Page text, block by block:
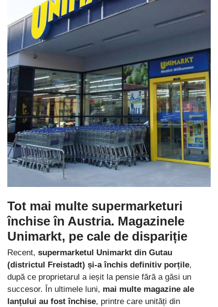
Tot mai multe supermarketuri
închise în Austria. Magazinele
Unimarkt, pe cale de dispariție
Recent, supermarketul Unimarkt din Gutau
(districtul Freistadt) și-a închis definitiv porțile,
după ce proprietarul a ieșit la pensie fără a găsi un
succesor. În ultimele luni, mai multe magazine ale
lanțului au fost închise, printre care unități din